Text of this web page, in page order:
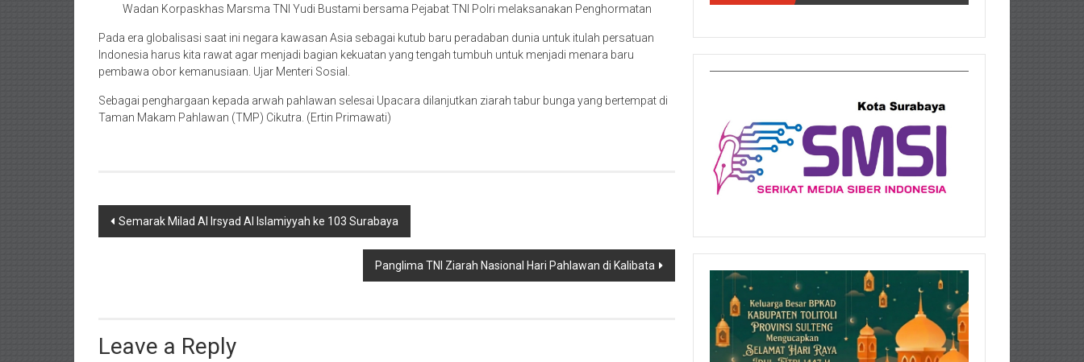
Wadan Korpaskhas Marsma TNI Yudi Bustami bersama Pejabat TNI Polri melaksanakan Penghormatan
Pada era globalisasi saat ini negara kawasan Asia sebagai kutub baru peradaban dunia untuk itulah persatuan
Indonesia harus kita rawat agar menjadi bagian kekuatan yang tengah tumbuh untuk menjadi menara baru
pembawa obor kemanusiaan. Ujar Menteri Sosial.
Sebagai penghargaan kepada arwah pahlawan selesai Upacara dilanjutkan ziarah tabur bunga yang bertempat di
Taman Makam Pahlawan (TMP) Cikutra. (Ertin Primawati)
Post
Semarak Milad Al Irsyad Al Islamiyyah ke 103 Surabaya
Panglima TNI Ziarah Nasional Hari Pahlawan di Kalibata
Leave a Reply